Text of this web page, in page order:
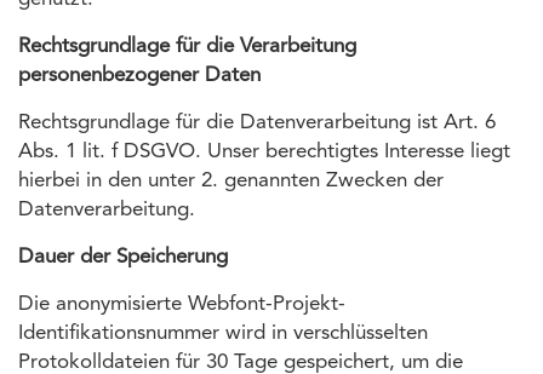
Rechtsgrundlage für die Verarbeitung
personenbezogener Daten
Rechtsgrundlage für die Datenverarbeitung ist Art. 6
Abs. 1 lit. f DSGVO. Unser berechtigtes Interesse liegt
hierbei in den unter 2. genannten Zwecken der
Datenverarbeitung.
Dauer der Speicherung
Die anonymisierte Webfont-Projekt-
Identifikationsnummer wird in verschlüsselten
Protokolldateien für 30 Tage gespeichert, um die